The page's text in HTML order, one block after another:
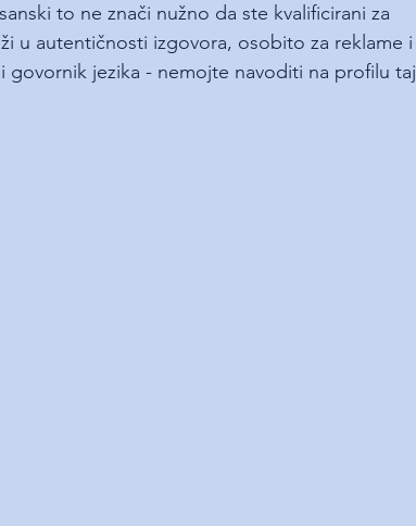
to ne znači nužno da ste kvalificirani za
u autentičnosti izgovora, osobito za reklame i
govornik jezika - nemojte navoditi na profilu taj